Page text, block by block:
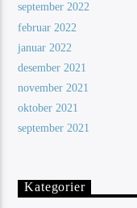
september 2022
februar 2022
januar 2022
desember 2021
november 2021
oktober 2021
september 2021
Kategorier